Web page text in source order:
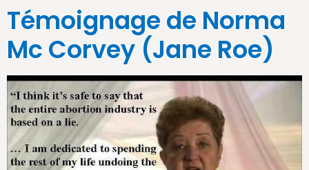
Témoignage de Norma
Mc Corvey (Jane Roe)